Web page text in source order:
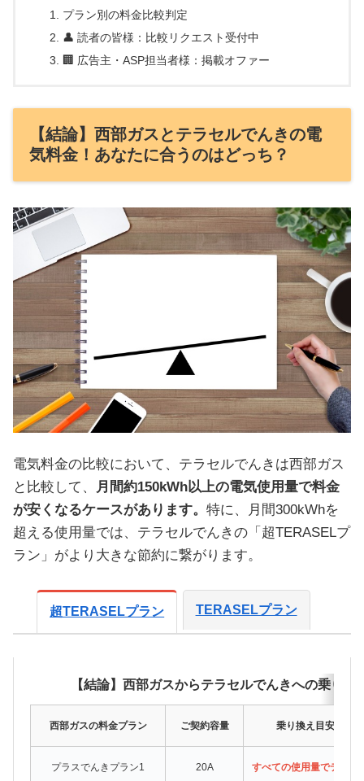
プラン別の料金比較判定
👤 読者の皆様：比較リクエスト受付中
🏢 広告主・ASP担当者様：掲載オファー
【結論】西部ガスとテラセルでんきの電
気料金！あなたに合うのはどっち？
電気料金の比較において、テラセルでんきは西部ガス
と比較して、
月間約150kWh以上の電気使用量で料金
が安くなるケースがあります。 特に、月間300kWhを
超える使用量では、テラセルでんきの「超TERASELプ
ラン」がより大きな節約に繋がります。
超TERASELプラン TERASELプラン
【結論】西部ガスからテラセルでんきへの乗り換
西部ガスの料金プラン ご契約容量 乗り換え目安（月
プラスでんきプラン1 20A すべての使用量でテラセ